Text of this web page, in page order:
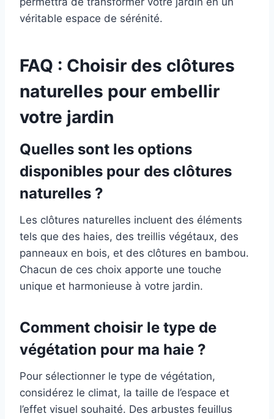
véritable espace de sérénité.
FAQ : Choisir des clôtures
naturelles pour embellir
votre jardin
Quelles sont les options
disponibles pour des clôtures
naturelles ?
Les clôtures naturelles incluent des éléments
tels que des haies, des treillis végétaux, des
panneaux en bois, et des clôtures en bambou.
Chacun de ces choix apporte une touche
unique et harmonieuse à votre jardin.
Comment choisir le type de
végétation pour ma haie ?
Pour sélectionner le type de végétation,
considérez le climat, la taille de l’espace et
l’effet visuel souhaité. Des arbustes feuillus